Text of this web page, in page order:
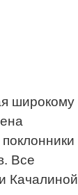
широкому
Все
Качалиной